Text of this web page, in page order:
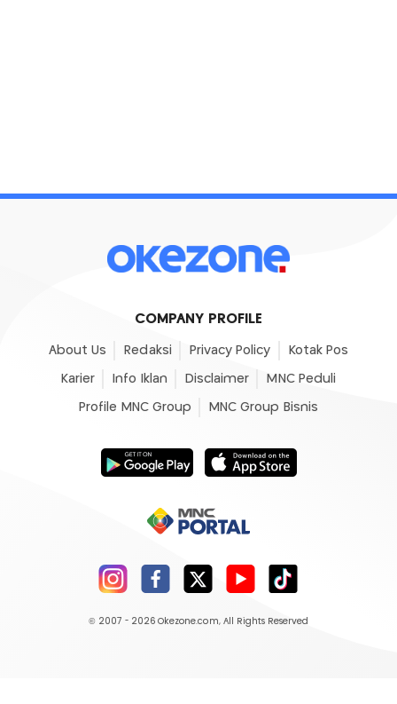
COMPANY PROFILE
About Us Redaksi Privacy Policy Kotak Pos
Karier Info Iklan Disclaimer MNC Peduli
Profile MNC Group MNC Group Bisnis
© 2007 - 2026 Okezone.com, All Rights Reserved